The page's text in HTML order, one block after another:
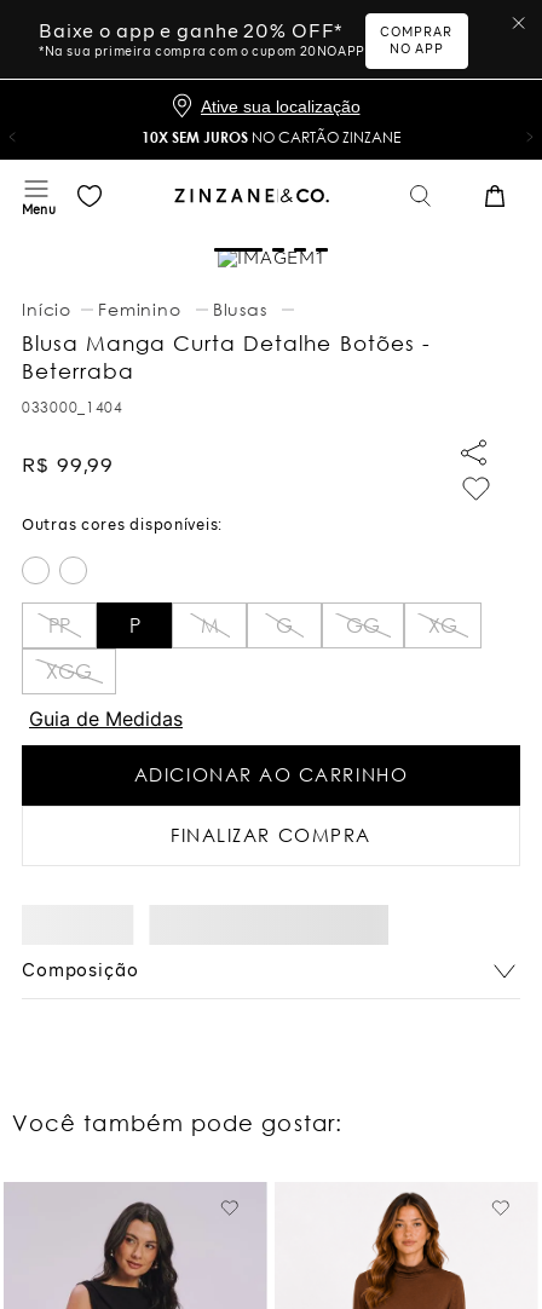
Baixe o app e ganhe 20% OFF*
*Na sua primeira compra com o cupom 20NOAPP
COMPRAR
NO APP
Ative sua localização
10X SEM JUROS NO CARTÃO ZINZANE
Feminino Blusas
Blusa Manga Curta Detalhe Botões -
Beterraba
033000_1404
R$ 99,99
PP P M G GG
XG
XGG
Guia de Medidas
ADICIONAR AO CARRINHO
FINALIZAR COMPRA
Composição
Você também pode gostar: